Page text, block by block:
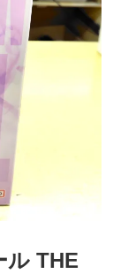
​THE